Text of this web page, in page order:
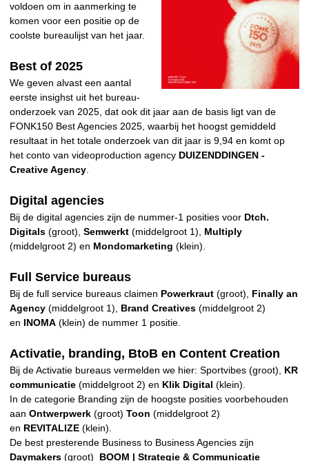
voldoen om in aanmerking te
komen voor een positie op de
coolste bureaulijst van het jaar.
Best of 2025
We geven alvast een aantal
eerste insighst uit het bureau-
onderzoek van 2025, dat ook dit jaar aan de basis ligt van de
FONK150 Best Agencies 2025, waarbij het hoogst gemiddeld
resultaat in het totale onderzoek van dit jaar is 9,94 en komt op
het conto van videoproduction agency DUIZENDDINGEN -
Creative Agency
Digital agencies
Bij de digital agencies zijn de nummer-1 posities voor Dtch.
Digitals (groot), Semwerkt (middelgroot 1), Multiply
(middelgroot 2) en Mondomarketing (klein).
Full Service bureaus
Bij de full service bureaus claimen Powerkraut (groot),
Finally an
Agency (middelgroot 1), Brand Creatives (middelgroot 2)
en INOMA (klein) de nummer 1 positie.
Activatie, branding, BtoB en Content Creation
Bij de Activatie bureaus vermelden we hier: Sportvibes (groot), KR
communicatie (middelgroot 2) en Klik Digital (klein).
In de categorie Branding zijn de hoogste posities voorbehouden
aan Ontwerpwerk (groot) Toon (middelgroot 2)
en REVITALIZE (klein).
De best presterende Business to Business Agencies zijn
Daymakers (groot) BOOM | Strategie & Communicatie